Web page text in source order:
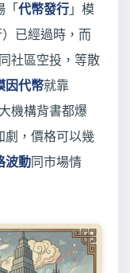
代幣發行 」模
已經過時，而
社區空投，等散
因代幣就靠
機構背書都爆
劇，價格可以幾
波動同市場情